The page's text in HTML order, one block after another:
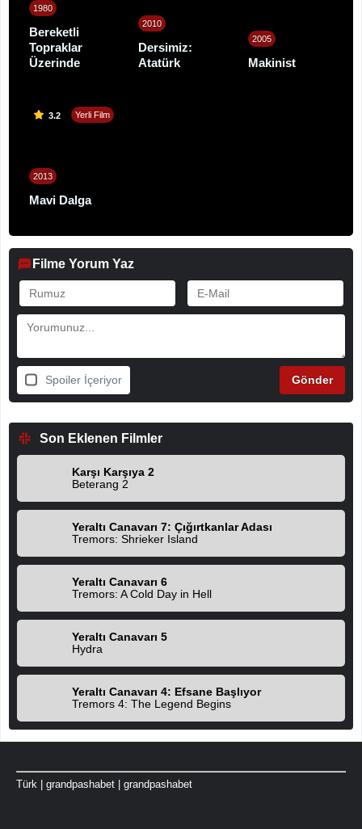
1980
Bereketli
Topraklar
Üzerinde
2010
Dersimiz:
Atatürk
2005
Makinist
3.2 Yerli Film
2013
Mavi Dalga
Filme Yorum Yaz
Spoiler İçeriyor
Son Eklenen Filmler
Karşı Karşıya 2
Beterang 2
Yeraltı Canavarı 7: Çığırtkanlar Adası
Tremors: Shrieker Island
Yeraltı Canavarı 6
Tremors: A Cold Day in Hell
Yeraltı Canavarı 5
Hydra
Yeraltı Canavarı 4: Efsane Başlıyor
Tremors 4: The Legend Begins
Türk | grandpashabet | grandpashabet